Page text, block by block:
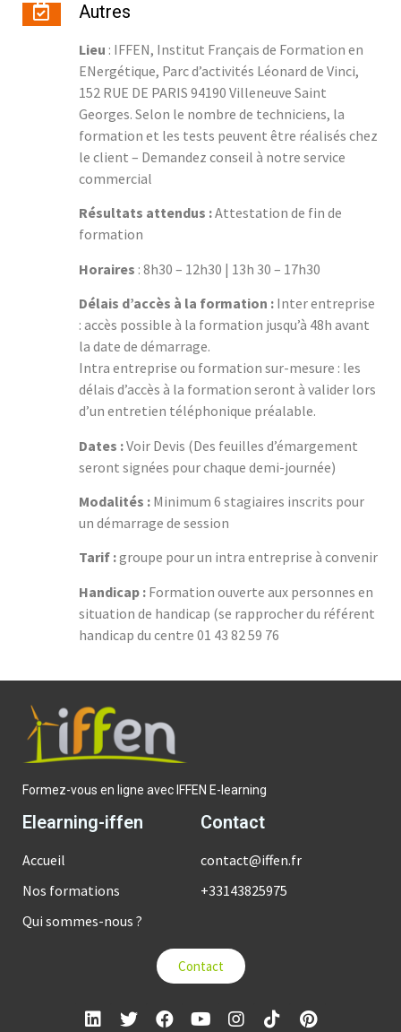
Autres
Lieu : IFFEN, Institut Français de Formation en
ENergétique, Parc d’activités Léonard de Vinci,
152 RUE DE PARIS 94190 Villeneuve Saint
Georges. Selon le nombre de techniciens, la
formation et les tests peuvent être réalisés chez
le client – Demandez conseil à notre service
commercial
Résultats attendus :Attestation de fin de
formation
Horaires : 8h30 – 12h30 | 13h 30 – 17h30
Délais d’accès à la formation :Inter entreprise
: accès possible à la formation jusqu’à 48h avant
la date de démarrage.
Intra entreprise ou formation sur-mesure : les
délais d’accès à la formation seront à valider lors
d’un entretien téléphonique préalable.
Dates :Voir Devis (Des feuilles d’émargement
seront signées pour chaque demi-journée)
Modalités :Minimum 6 stagiaires inscrits pour
un démarrage de session
Tarif :groupe pour un intra entreprise à convenir
Handicap :Formation ouverte aux personnes en
situation de handicap (se rapprocher du référent
handicap du centre 01 43 82 59 76
Formez-vous en ligne avec IFFEN E-learning
Elearning-iffen
Accueil
Nos formations
Qui sommes-nous ?
Contact
contact@iffen.fr
+33143825975
Contact